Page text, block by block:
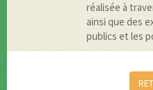
réalisée à
ainsi que des
publics et les